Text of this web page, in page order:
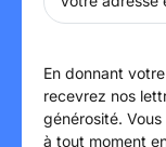
En donnant
recevrez nos
générosité.
à tout moment